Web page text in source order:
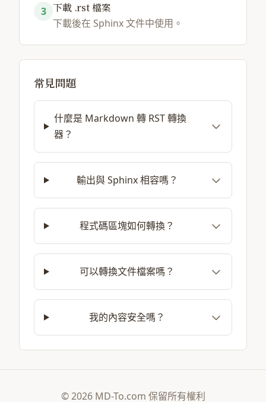
3 下載 .rst 檔案
下載後在 Sphinx 文件中使用。
常見問題
什麼是 Markdown 轉 RST 轉換
器？
輸出與 Sphinx 相容嗎？
程式碼區塊如何轉換？
可以轉換文件檔案嗎？
我的內容安全嗎？
© 2026 MD-To.com 保留所有權利